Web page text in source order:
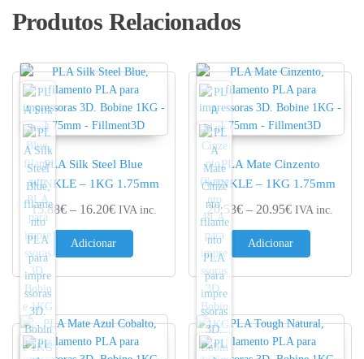
Produtos Relacionados
PLA Silk Steel Blue
WINKLE – 1KG 1.75mm
15.88€ – 16.20€Price range: 15.88€ through 16.20€
IVA inc.
Adicionar
PLA Mate Cinzento
WINKLE – 1KG 1.75mm
20.53€ – 20.95€Price range:
IVA inc.
Adicionar